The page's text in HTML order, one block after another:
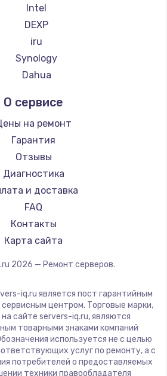
системной платы
Заказать
2500 руб.
Заказать
электроконфорки
Заказать
1300 руб.
Заказать
Прошивка
1400 руб.
Intel
DEXP
iru
Synology
Dahua
О сервисе
на ремонт
Гарантия
Отзывы
Диагностика
и доставка
FAQ
Контакты
Карта сайта
2026 — Ремонт серверов.
iq.ru является пост гарантийным
центром. Торговые марки,
сайте servers-iq.ru, являются
товарными знаками компаний
используется не с целью
услуг по ремонту, а с
потребителей о предоставляемых
техники правообладателя